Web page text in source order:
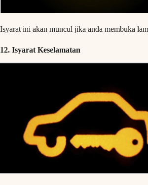
Isyarat ini akan muncul jika anda membuka
12. Isyarat Keselamatan